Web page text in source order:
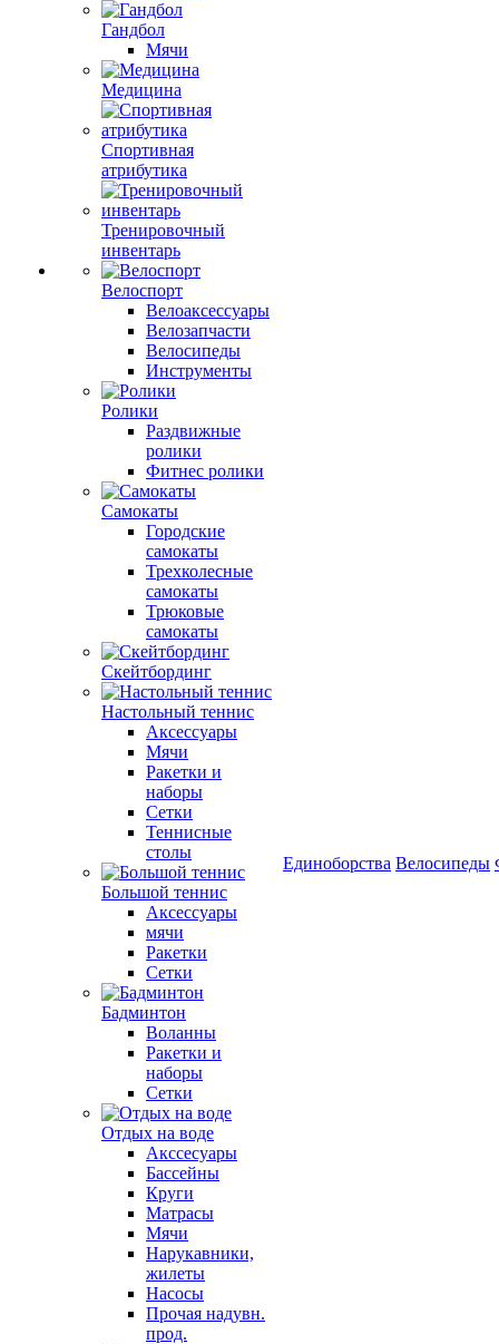
Гандбол
Мячи
Медицина
Спортивная
атрибутика
Тренировочный
инвентарь
Велоспорт
Велоаксессуары
Велозапчасти
Велосипеды
Инструменты
Ролики
Раздвижные
ролики
Фитнес ролики
Самокаты
Городские
самокаты
Трехколесные
самокаты
Трюковые
самокаты
Скейтбординг
Настольный теннис
Аксессуары
Мячи
Ракетки и
наборы
Сетки
Теннисные
столы
Большой теннис
Аксессуары
мячи
Ракетки
Сетки
Бадминтон
Воланны
Ракетки и
наборы
Сетки
Отдых на воде
Акссесуары
Бассейны
Круги
Матрасы
Мячи
Нарукавники,
жилеты
Насосы
Прочая надувн.
прод.
Единоборства Велосипеды